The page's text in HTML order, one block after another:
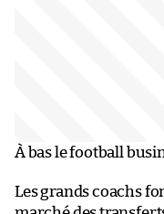
À bas le football
Les grands coachs